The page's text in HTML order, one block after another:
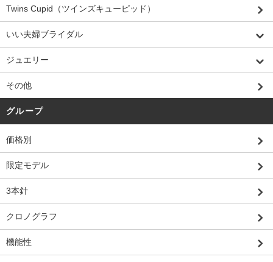
Twins Cupid（ツインズキューピッド）
いい夫婦ブライダル
ジュエリー
その他
グループ
価格別
限定モデル
3本針
クロノグラフ
機能性